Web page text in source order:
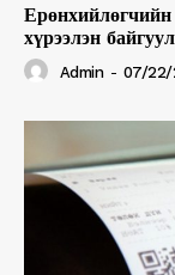
хүрээлэн
Admin - 07/22/